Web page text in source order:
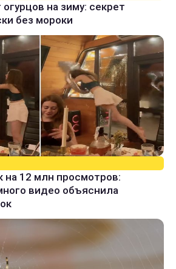
на зиму: секрет
без мороки
на 12 млн просмотров:
видео объяснила